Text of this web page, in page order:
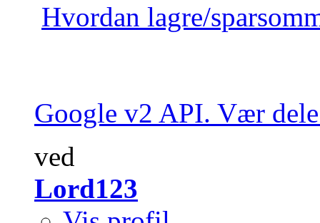
Hvordan lagre/
Google v2 API. Vær
ved
Lord123